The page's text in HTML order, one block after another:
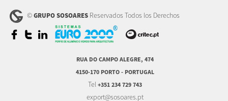
©GRUPO SOSOARES Reservados Todos los Derechos
RUA DO CAMPO ALEGRE, 474
4150-170 PORTO - PORTUGAL
Tel +351 234 729 743
export@sosoares.pt